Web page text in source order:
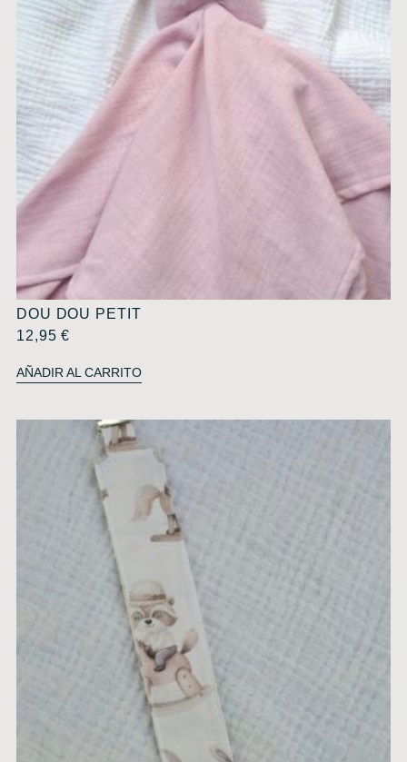
DOU DOU PETIT
12,95€
AÑADIR AL CARRITO